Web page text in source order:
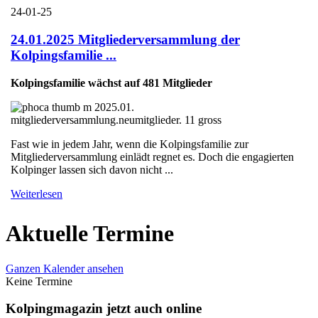
24-01-25
24.01.2025 Mitgliederversammlung der
Kolpingsfamilie ...
Kolpingsfamilie wächst auf 481 Mitglieder
Fast wie in jedem Jahr, wenn die Kolpingsfamilie zur
Mitgliederversammlung einlädt regnet es. Doch die engagierten
Kolpinger lassen sich davon nicht ...
Weiterlesen
Aktuelle Termine
Ganzen Kalender ansehen
Keine Termine
Kolpingmagazin jetzt auch online